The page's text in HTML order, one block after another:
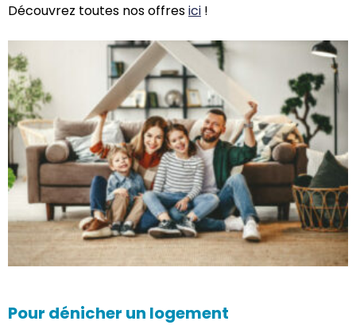
Découvrez toutes nos offresici !
Pour dénicher un logement